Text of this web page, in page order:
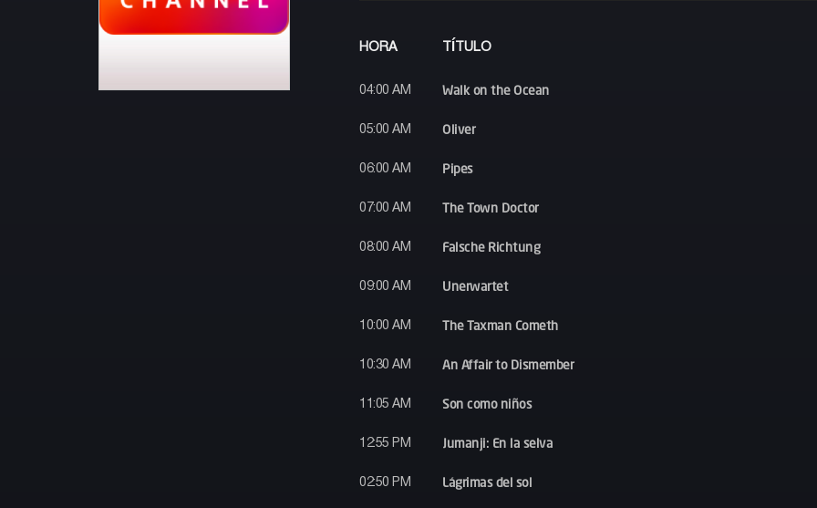
HORA TÍTULO
04:00 AM Walk on the Ocean
05:00 AM Oliver
06:00 AM Pipes
07:00 AM The Town Doctor
08:00 AM Falsche Richtung
09:00 AM Unerwartet
10:00 AM The Taxman Cometh
10:30 AM An Affair to Dismember
11:05 AM Son como niños
12:55 PM Jumanji: En la selva
02:50 PM Lágrimas del sol